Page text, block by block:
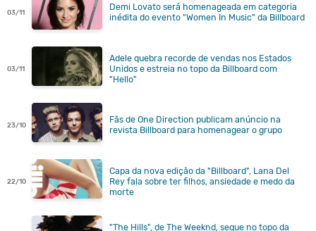
03/11
Demi Lovato será homenageada em categoria
inédita do evento "Women In Music" da Billboard
03/11
Adele quebra recorde de vendas nos Estados
Unidos e estreia no topo da Billboard com
"Hello"
23/10
Fãs de One Direction publicam anúncio na
revista Billboard para homenagear o grupo
22/10
Capa da nova edição da "Billboard", Lana Del
Rey fala sobre ter filhos, ansiedade e medo da
morte
"The Hills", de The Weeknd, segue no topo da